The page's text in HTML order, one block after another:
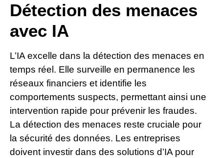
Détection des menaces
avec IA
L’IA excelle dans la détection des menaces en
temps réel. Elle surveille en permanence les
réseaux financiers et identifie les
comportements suspects, permettant ainsi une
intervention rapide pour prévenir les fraudes.
La détection des menaces reste cruciale pour
la sécurité des données. Les entreprises
doivent investir dans des solutions d’IA pour